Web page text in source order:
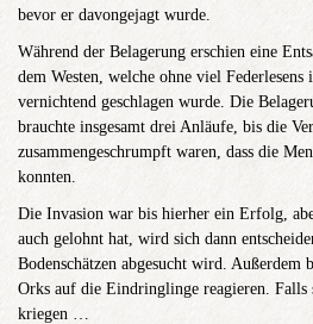
bevor er davongejagt wurde.
Während der Belagerung erschien eine
dem Westen, welche ohne viel
vernichtend geschlagen wurde. Die
brauchte insgesamt drei Anläufe, bis die
zusammengeschrumpft waren, dass die
konnten.
Die Invasion war bis hierher ein Erfolg,
auch gelohnt hat, wird sich dann
Bodenschätzen abgesucht wird. Außerdem
Orks auf die Eindringlinge reagieren. Falls
kriegen …